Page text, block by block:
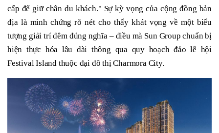
cấp để giữ chân du khách." Sự kỳ vọng của cộng đồng bản
địa là minh chứng rõ nét cho thấy khát vọng về một biểu
tượng giải trí đêm đúng nghĩa – điều mà Sun Group chuẩn bị
hiện thực hóa lâu dài thông qua quy hoạch đảo lễ hội
Festival Island thuộc đại đô thị Charmora City.